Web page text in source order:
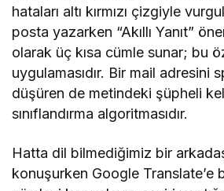
hataları altı kırmızı çizgiyle
posta yazarken “Akıllı Yanıt”
olarak üç kısa cümle sunar; bu
uygulamasıdır. Bir mail adresini
düşüren de metindeki şüpheli
sınıflandırma algoritmasıdır.
Hatta dil bilmediğimiz bir
konuşurken Google Translate’e